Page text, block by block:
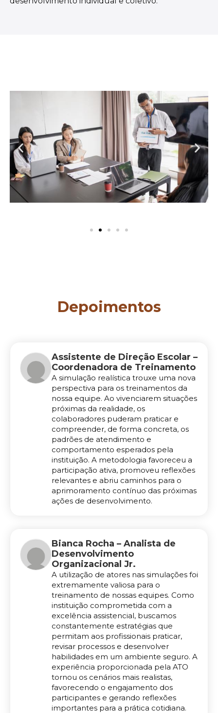
Depoimentos
Assistente de Direção Escolar –
Coordenadora de Treinamento
A simulação realística trouxe uma nova
perspectiva para os treinamentos da
nossa equipe. Ao vivenciarem situações
próximas da realidade, os
colaboradores puderam praticar e
compreender, de forma concreta, os
padrões de atendimento e
comportamento esperados pela
instituição. A metodologia favoreceu a
participação ativa, promoveu reflexões
relevantes e abriu caminhos para o
aprimoramento contínuo das próximas
ações de desenvolvimento.
Bianca Rocha – Analista de
Desenvolvimento
Organizacional Jr.
A utilização de atores nas simulações foi
extremamente valiosa para o
treinamento de nossas equipes. Como
instituição comprometida com a
excelência assistencial, buscamos
constantemente estratégias que
permitam aos profissionais praticar,
revisar processos e desenvolver
habilidades em um ambiente seguro. A
experiência proporcionada pela ATO
tornou os cenários mais realistas,
favorecendo o engajamento dos
participantes e gerando reflexões
importantes para a prática cotidiana.